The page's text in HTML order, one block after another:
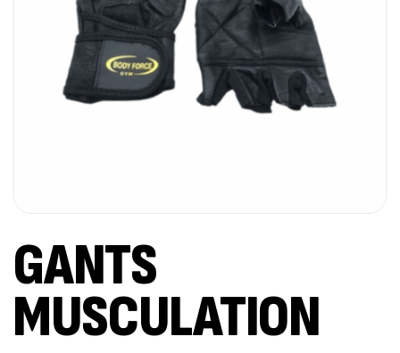
GANTS
MUSCULATION